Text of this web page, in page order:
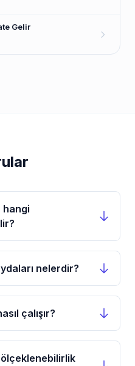
Gelir
hangi
nelerdir?
çalışır?